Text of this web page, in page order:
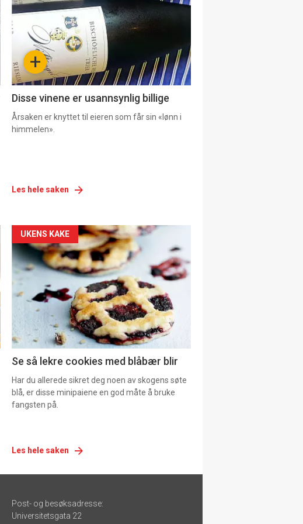
nå
3 +
Disse vinene er usannsynlig billige
Årsaken er knyttet til eieren som får sin «lønn i
himmelen».
Les hele saken
Forsiden
akkurat
nå
6
UKENS KAKE
Se så lekre cookies med blåbær blir
Har du allerede sikret deg noen av skogens søte
blå, er disse minipaiene en god måte å bruke
fangsten på.
Les hele saken
Post- og besøksadresse:
Universitetsgata 22